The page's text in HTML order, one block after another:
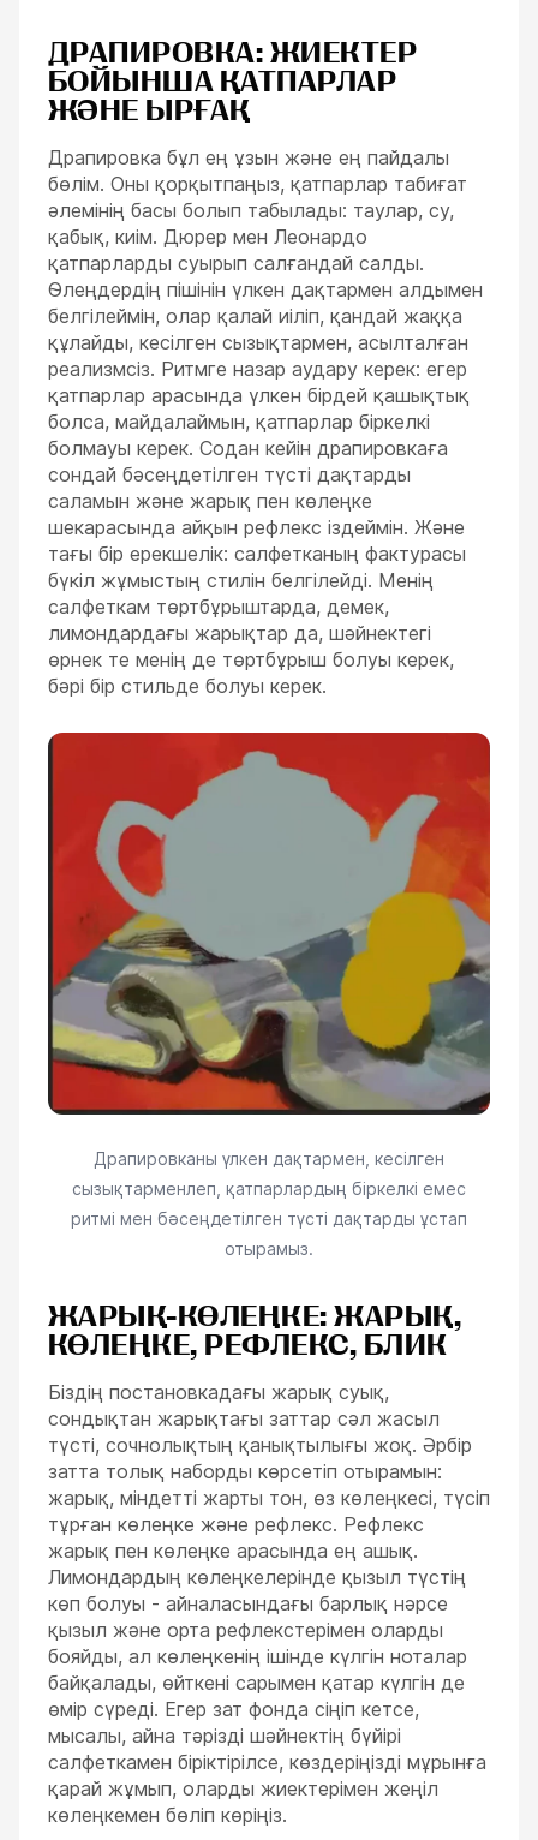
ДРАПИРОВКА: ЖИЕКТЕР
БОЙЫНША ҚАТПАРЛАР
ЖӘНЕ ЫРҒАҚ
Драпировка бұл ең ұзын және ең пайдалы
бөлім. Оны қорқытпаңыз, қатпарлар табиғат
әлемінің басы болып табылады: таулар, су,
қабық, киім. Дюрер мен Леонардо
қатпарларды суырып салғандай салды.
Өлеңдердің пішінін үлкен дақтармен алдымен
белгілеймін, олар қалай иіліп, қандай жаққа
құлайды, кесілген сызықтармен, асылталған
реализмсіз. Ритмге назар аудару керек: егер
қатпарлар арасында үлкен бірдей қашықтық
болса, майдалаймын, қатпарлар біркелкі
болмауы керек. Содан кейін драпировкаға
сондай бәсеңдетілген түсті дақтарды
саламын және жарық пен көлеңке
шекарасында айқын рефлекс іздеймін. Және
тағы бір ерекшелік: салфетканың фактурасы
бүкіл жұмыстың стилін белгілейді. Менің
салфеткам төртбұрыштарда, демек,
лимондардағы жарықтар да, шәйнектегі
өрнек те менің де төртбұрыш болуы керек,
бәрі бір стильде болуы керек.
Драпировканы үлкен дақтармен, кесілген
сызықтарменлеп, қатпарлардың біркелкі емес
ритмі мен бәсеңдетілген түсті дақтарды ұстап
отырамыз.
ЖАРЫҚ-КӨЛЕҢКЕ: ЖАРЫҚ,
КӨЛЕҢКЕ, РЕФЛЕКС, БЛИК
Біздің постановкадағы жарық суық,
сондықтан жарықтағы заттар сәл жасыл
түсті, сочнолықтың қанықтылығы жоқ. Әрбір
затта толық наборды көрсетіп отырамын:
жарық, міндетті жарты тон, өз көлеңкесі, түсіп
тұрған көлеңке және рефлекс. Рефлекс
жарық пен көлеңке арасында ең ашық.
Лимондардың көлеңкелерінде қызыл түстің
көп болуы - айналасындағы барлық нәрсе
қызыл және орта рефлекстерімен оларды
бояйды, ал көлеңкенің ішінде күлгін ноталар
байқалады, өйткені сарымен қатар күлгін де
өмір сүреді. Егер зат фонда сіңіп кетсе,
мысалы, айна тәрізді шәйнектің бүйірі
салфеткамен біріктірілсе, көздеріңізді мұрынға
қарай жұмып, оларды жиектерімен жеңіл
көлеңкемен бөліп көріңіз.